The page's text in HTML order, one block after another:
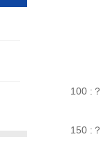
100 :？
150 :？